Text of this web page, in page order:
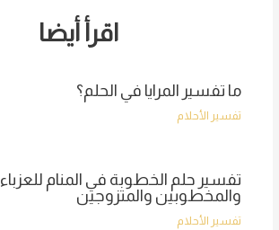
اقرأ أيضا
ما تفسير المرايا في الحلم؟
تفسير الأحلام
تفسير حلم الخطوبة في المنام للعزباء
والمخطوبين والمتزوجين
تفسير الأحلام